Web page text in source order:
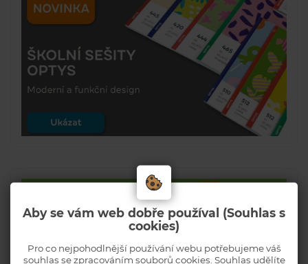
Aby se vám web dobře používal (Souhlas s
cookies)
Pro co nejpohodlnější používání webu potřebujeme váš
souhlas se zpracováním souborů cookies. Souhlas udělíte